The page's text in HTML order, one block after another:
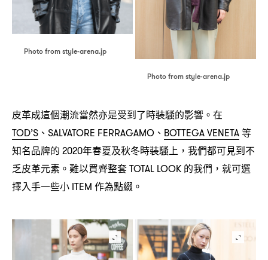
Photo from style-arena.jp
Photo from style-arena.jp
皮革成這個潮流當然亦是受到了時裝騷的影響。在
TOD’S 、 SALVATORE FERRAGAMO 、 BOTTEGA VENETA 等
知名品牌的 2020年春夏及秋冬時裝騷上 ， 我們都可見到不
乏皮革元素。難以買齊整套TOTAL LOOK 的我們 ， 就可選
擇入手一些小 ITEM 作為點綴。